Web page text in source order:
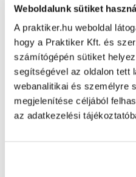
Weboldalunk sütiket
A praktiker.hu weboldal
hogy a Praktiker Kft. és
számítógépén sütiket
segítségével az oldalon tett
webanalitikai és személyre
megjelenítése céljából
az adatkezelési
Oldal